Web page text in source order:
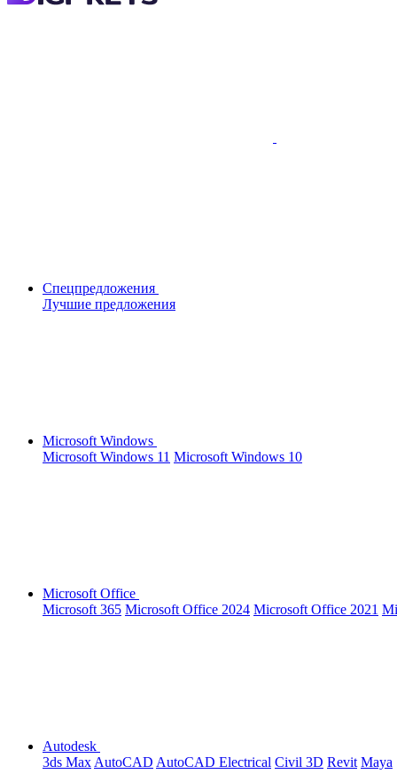
Спецпредложения
Лучшие предложения
Microsoft Windows
Microsoft Windows 11 Microsoft Windows 10
Microsoft Office
Microsoft 365 Microsoft Office 2024 Microsoft Office 2021
Autodesk
3ds Max AutoCAD AutoCAD Electrical Civil 3D Revit Maya